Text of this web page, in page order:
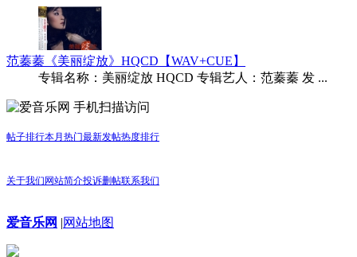
范蓁蓁《美丽绽放》HQCD【WAV+CUE】
专辑名称：美丽绽放 HQCD 专辑艺人：范蓁蓁 发 ...
手机扫描访问
帖子排行本月热门最新发帖热度排行
关于我们 网站简介投诉删帖联系我们
爱音乐网 |网站地图